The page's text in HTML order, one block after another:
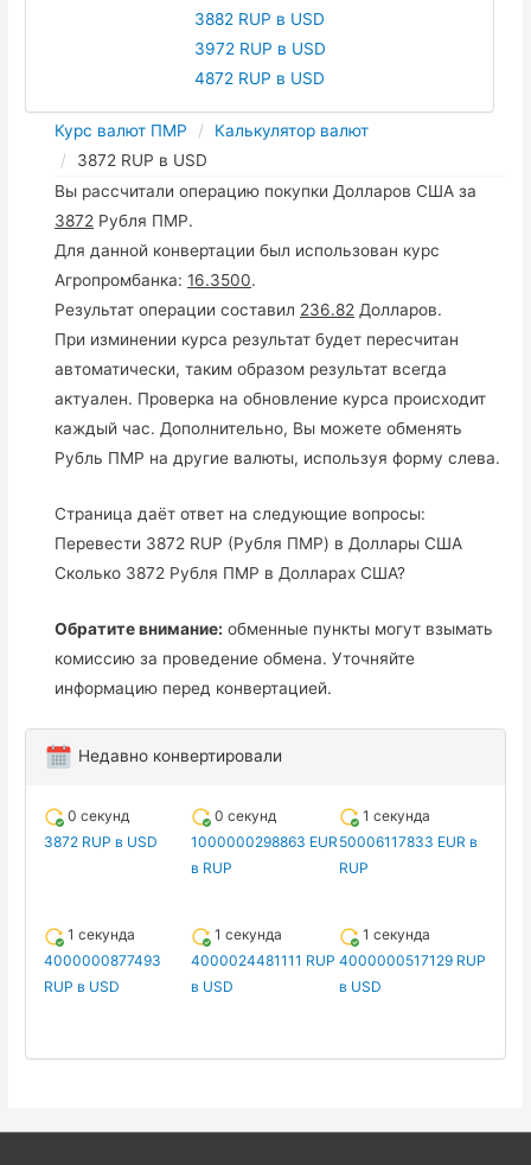
3882 RUP в USD
3972 RUP в USD
4872 RUP в USD
Курс валют ПМР
Калькулятор валют
3872 RUP в USD
Вы рассчитали операцию покупки Долларов США за
3872 Рубля ПМР.
Для данной конвертации был использован курс
Агропромбанка:16.3500.
Результат операции составил 236.82 Долларов.
При изминении курса результат будет пересчитан
автоматически, таким образом результат всегда
актуален. Проверка на обновление курса происходит
каждый час. Дополнительно, Вы можете обменять
Рубль ПМР на другие валюты, используя форму слева.
Страница даёт ответ на следующие вопросы:
Перевести 3872 RUP (Рубля ПМР) в Доллары США
Сколько 3872 Рубля ПМР в Долларах США?
Обратите внимание: обменные пункты могут взымать
комиссию за проведение обмена. Уточняйте
информацию перед конвертацией.
Недавно конвертировали
0 секунд
3872 RUP в USD
0 секунд
1000000298863 EUR
в RUP
1 секунда
50006117833 EUR в
RUP
1 секунда
4000000877493
RUP в USD
1 секунда
4000024481111 RUP
в USD
1 секунда
4000000517129 RUP
в USD